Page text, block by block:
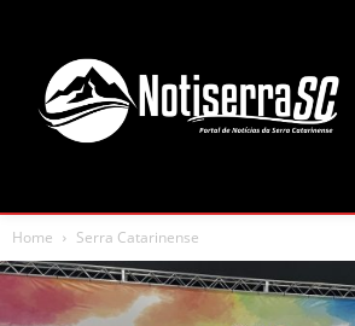
Home Serra Catarinense